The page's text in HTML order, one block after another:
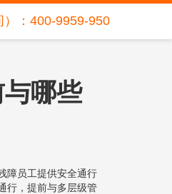
：400-9959-950
哪些
障员工提供安全通行
行，提前与多层级管